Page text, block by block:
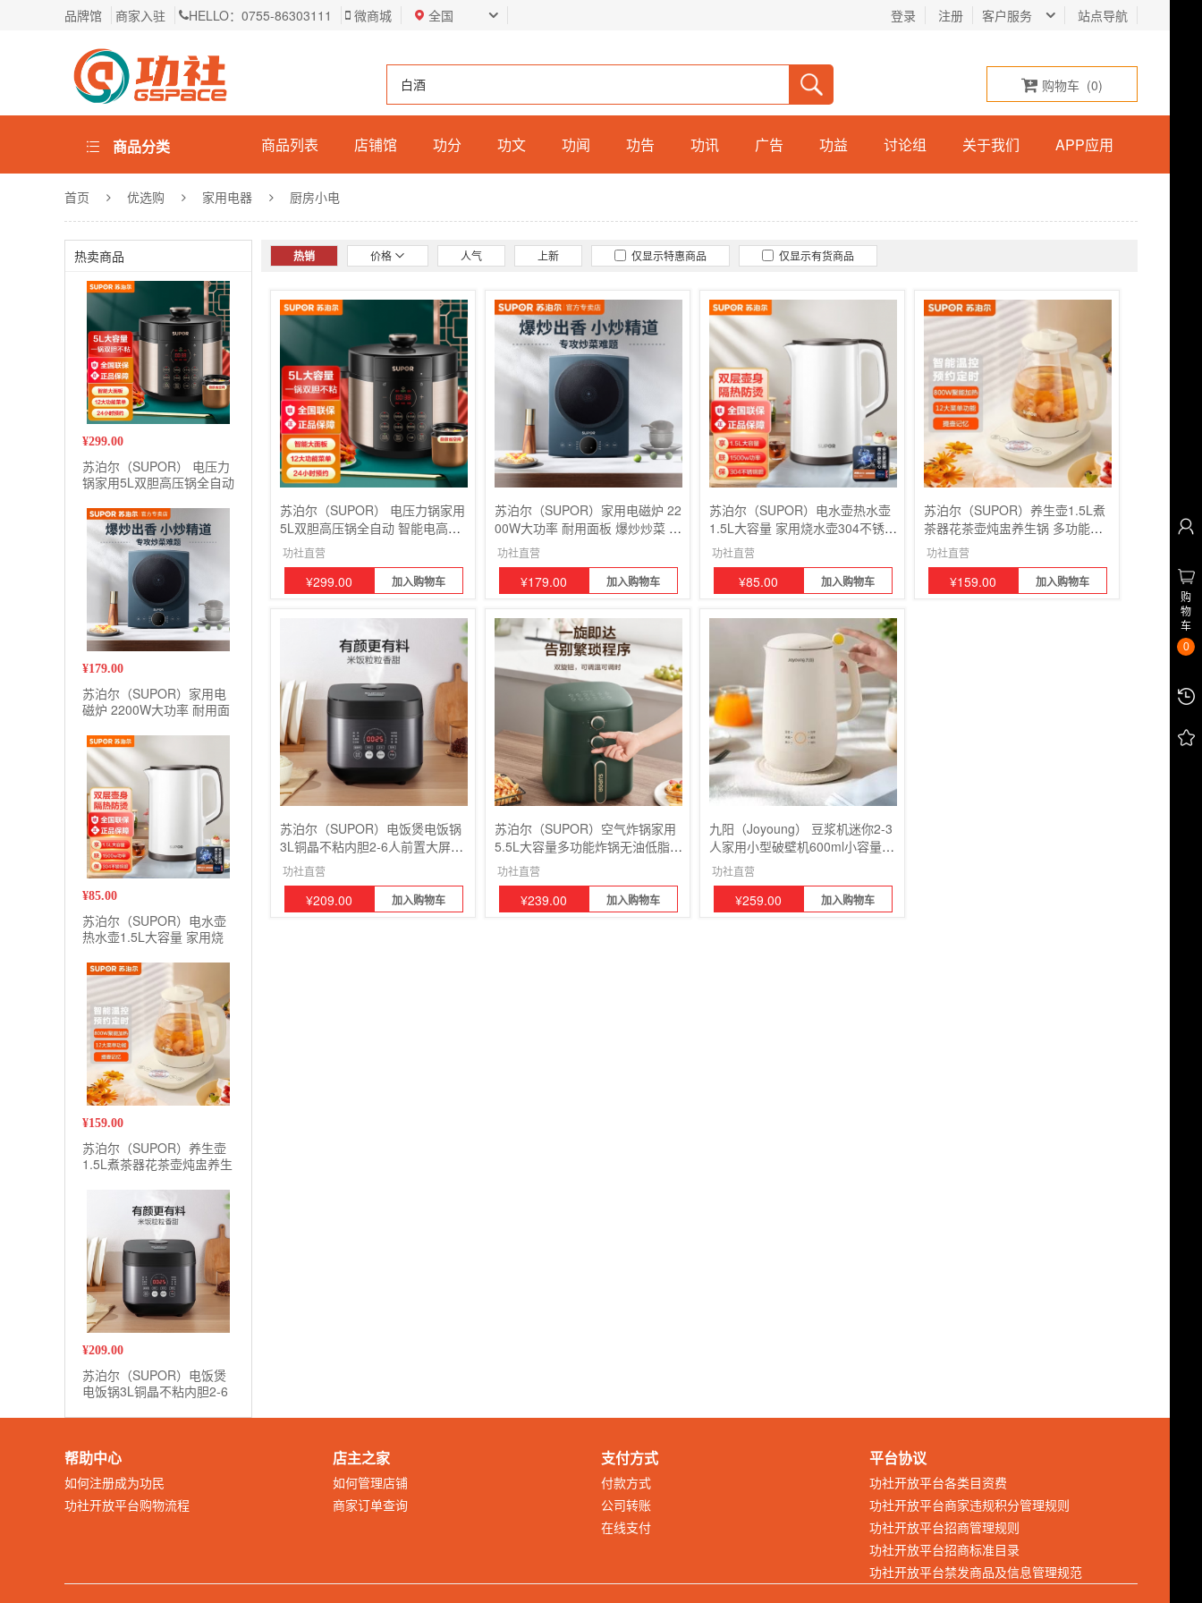
品牌馆 商家入驻 HELLO：0755-86303111 微商城 全国 客户服务 站点导航
登录 注册
购物车 (0)
商品列表 店铺馆 功分 功文 功闻 功告 功讯 广告 功益 讨论组 关于我们 APP应用
商品分类
首页 优选购 家用电器 厨房小电
热卖商品
¥299.00
苏泊尔（SUPOR） 电压力
锅家用5L双胆高压锅全自动
锅 一键排气开盖收汁
¥179.00
苏泊尔（SUPOR）家用电
磁炉 2200W大功率 耐用面
能电磁灶火锅炉
¥85.00
苏泊尔（SUPOR）电水壶
热水壶1.5L大容量 家用烧
防烫一体无缝内胆
¥159.00
苏泊尔（SUPOR）养生壶
1.5L煮茶器花茶壶炖盅养生
¥209.00
苏泊尔（SUPOR）电饭煲
电饭锅3L铜晶不粘内胆2-6
智能电饭煲
热销 价格 人气 上新 仅显示特惠商品 仅显示有货商品
苏泊尔（SUPOR） 电压力锅家用
5L双胆高压锅全自动 智能电高压
锅 多功能电饭锅 一键排气开盖收
汁
功社直营
¥299.00 加入购物车
苏泊尔（SUPOR）家用电磁炉 22
00W大功率 耐用面板 爆炒炒菜 智
能定时多功能电磁灶火锅炉
功社直营
¥179.00 加入购物车
苏泊尔（SUPOR）电水壶热水壶
1.5L大容量 家用烧水壶304不锈钢
便携式双层防烫一体无缝内胆
功社直营
¥85.00 加入购物车
苏泊尔（SUPOR）养生壶1.5L煮
茶器花茶壶炖盅养生锅 多功能煮
茶壶
功社直营
¥159.00 加入购物车
苏泊尔（SUPOR）电饭煲电饭锅
3L铜晶不粘内胆2-6人前置大屏面
板多功能家用智能电饭煲
功社直营
¥209.00 加入购物车
苏泊尔（SUPOR）空气炸锅家用
5.5L大容量多功能炸锅无油低脂不
粘大功率蒸汽炸锅
功社直营
¥239.00 加入购物车
九阳（Joyoung） 豆浆机迷你2-3
人家用小型破壁机600ml小容量免
滤全自动 D520
功社直营
¥259.00 加入购物车
购
物
车
0
帮助中心
如何注册成为功民
功社开放平台购物流程
店主之家
如何管理店铺
商家订单查询
支付方式
付款方式
公司转账
在线支付
平台协议
功社开放平台各类目资费
功社开放平台商家违规积分管理规则
功社开放平台招商管理规则
功社开放平台招商标准目录
功社开放平台禁发商品及信息管理规范